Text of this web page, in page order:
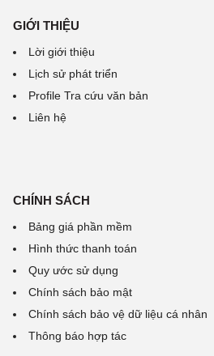
GIỚI THIỆU
Lời giới thiệu
Lịch sử phát triển
Profile Tra cứu văn bản
Liên hệ
CHÍNH SÁCH
Bảng giá phần mềm
Hình thức thanh toán
Quy ước sử dụng
Chính sách bảo mật
Chính sách bảo vệ dữ liệu cá nhân
Thông báo hợp tác